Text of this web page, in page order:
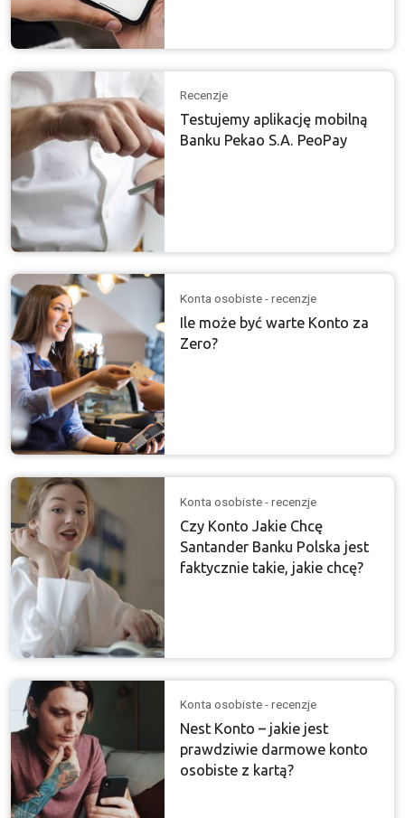
Recenzje
Testujemy aplikację mobilną
Banku Pekao S.A. PeoPay
Konta osobiste - recenzje
Ile może być warte Konto za
Zero?
Konta osobiste - recenzje
Czy Konto Jakie Chcę
Santander Banku Polska jest
faktycznie takie, jakie chcę?
Konta osobiste - recenzje
Nest Konto – jakie jest
prawdziwie darmowe konto
osobiste z kartą?